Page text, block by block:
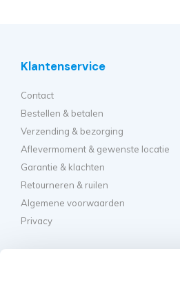
Klantenservice
Contact
Bestellen & betalen
Verzending & bezorging
Aflevermoment & gewenste locatie
Garantie & klachten
Retourneren & ruilen
Algemene voorwaarden
Privacy